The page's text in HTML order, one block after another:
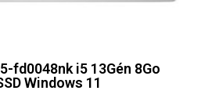
fd0048nk i5 13Gén 8Go
Windows 11